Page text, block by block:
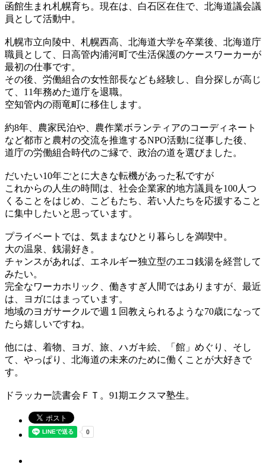
函館生まれ札幌育ち。現在は、白石区在住で、北海道議会議
員として活動中。
札幌市立向陵中、札幌西高、北海道大学を卒業後、北海道庁
職員として、日高管内浦河町で生活保護のケースワーカーが
最初の仕事です。
その後、労働組合の女性部長なども経験し、自分探しが高じ
て、11年務めた道庁を退職。
空知管内の雨竜町に移住します。
約8年、農家民泊や、農作業ボランティアのコーディネート
など都市と農村の交流を推進するNPO活動に従事した後、
道庁の労働組合時代のご縁で、政治の道を選びました。
だいたい10年ごとに大きな転機があった私ですが
これからの人生の時間は、社会企業家的地方議員を100人つ
くることをはじめ、こどもたち、若い人たちを応援すること
に集中したいと思っています。
プライベートでは、気ままなひとり暮らしを満喫中。
大の温泉、銭湯好き。
チャンスがあれば、エネルギー独立型のエコ銭湯を経営して
みたい。
完全なワーカホリック、働きすぎ人間ではありますが、最近
は、ヨガにはまっています。
地域のヨガサークルで週１回教えられるような70歳になって
たら嬉しいですね。
他には、着物、ヨガ、旅、ハガキ絵、「館」めぐり、そし
て、やっぱり、北海道の未来のために働くことが大好きで
す。
ドラッカー読書会ＦＴ。91期エクスマ塾生。